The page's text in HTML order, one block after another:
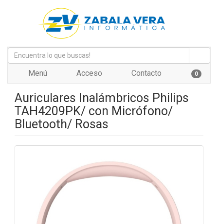
Menú Acceso Contacto 0
Auriculares Inalámbricos Philips
TAH4209PK/ con Micrófono/
Bluetooth/ Rosas